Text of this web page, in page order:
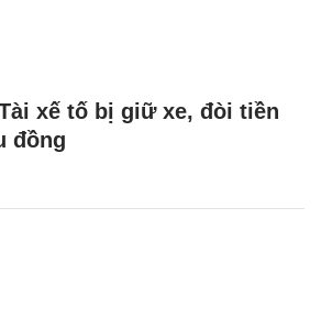
xế tố bị giữ xe, đòi tiền
đồng